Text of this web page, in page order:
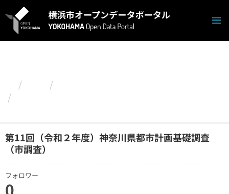
キ
第11回（令和２年度）神奈川県都市計画基礎調査
（市調査）
フォロワー
0